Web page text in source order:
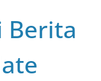
Berita